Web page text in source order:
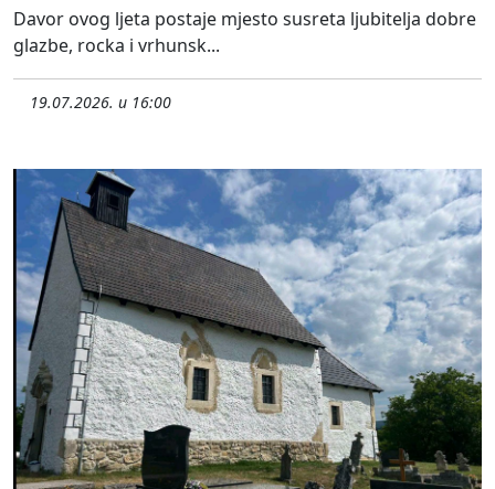
Davor ovog ljeta postaje mjesto susreta ljubitelja dobre
glazbe, rocka i vrhunsk...
19.07.2026. u 16:00